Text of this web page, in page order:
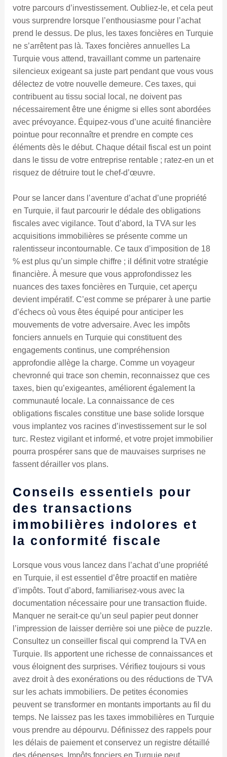
votre parcours d’investissement. Oubliez-le, et cela peut
vous surprendre lorsque l’enthousiasme pour l’achat
prend le dessus. De plus, les taxes foncières en Turquie
ne s’arrêtent pas là. Taxes foncières annuelles La
Turquie vous attend, travaillant comme un partenaire
silencieux exigeant sa juste part pendant que vous vous
délectez de votre nouvelle demeure. Ces taxes, qui
contribuent au tissu social local, ne doivent pas
nécessairement être une énigme si elles sont abordées
avec prévoyance. Équipez-vous d’une acuité financière
pointue pour reconnaître et prendre en compte ces
éléments dès le début. Chaque détail fiscal est un point
dans le tissu de votre entreprise rentable ; ratez-en un et
risquez de détruire tout le chef-d’œuvre.
Pour se lancer dans l’aventure d’achat d’une propriété
en Turquie, il faut parcourir le dédale des obligations
fiscales avec vigilance. Tout d’abord, la TVA sur les
acquisitions immobilières se présente comme un
ralentisseur incontournable. Ce taux d’imposition de 18
% est plus qu’un simple chiffre ; il définit votre stratégie
financière. À mesure que vous approfondissez les
nuances des taxes foncières en Turquie, cet aperçu
devient impératif. C’est comme se préparer à une partie
d’échecs où vous êtes équipé pour anticiper les
mouvements de votre adversaire. Avec les impôts
fonciers annuels en Turquie qui constituent des
engagements continus, une compréhension
approfondie allège la charge. Comme un voyageur
chevronné qui trace son chemin, reconnaissez que ces
taxes, bien qu’exigeantes, améliorent également la
communauté locale. La connaissance de ces
obligations fiscales constitue une base solide lorsque
vous implantez vos racines d’investissement sur le sol
turc. Restez vigilant et informé, et votre projet immobilier
pourra prospérer sans que de mauvaises surprises ne
fassent dérailler vos plans.
Conseils essentiels pour
des transactions
immobilières indolores et
la conformité fiscale
Lorsque vous vous lancez dans l’achat d’une propriété
en Turquie, il est essentiel d’être proactif en matière
d’impôts. Tout d’abord, familiarisez-vous avec la
documentation nécessaire pour une transaction fluide.
Manquer ne serait-ce qu’un seul papier peut donner
l’impression de laisser derrière soi une pièce de puzzle.
Consultez un conseiller fiscal qui comprend la TVA en
Turquie. Ils apportent une richesse de connaissances et
vous éloignent des surprises. Vérifiez toujours si vous
avez droit à des exonérations ou des réductions de TVA
sur les achats immobiliers. De petites économies
peuvent se transformer en montants importants au fil du
temps. Ne laissez pas les taxes immobilières en Turquie
vous prendre au dépourvu. Définissez des rappels pour
les délais de paiement et conservez un registre détaillé
des dépenses. Impôts fonciers en Turquie peut